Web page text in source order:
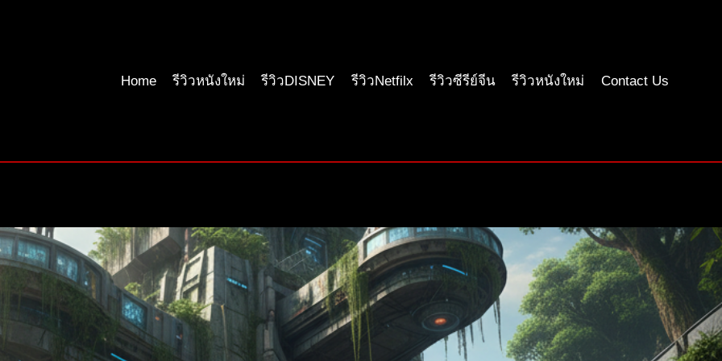
Home
รีวิวหนังใหม่ รีวิวDISNEY รีวิวNetfilx รีวิวซีรีย์จีน รีวิวหนังใหม่ Contact Us